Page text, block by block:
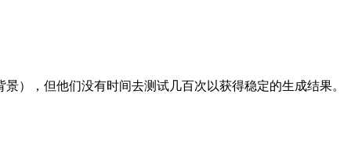
），但他们没有时间去测试几百次以获得稳定的生成结果。